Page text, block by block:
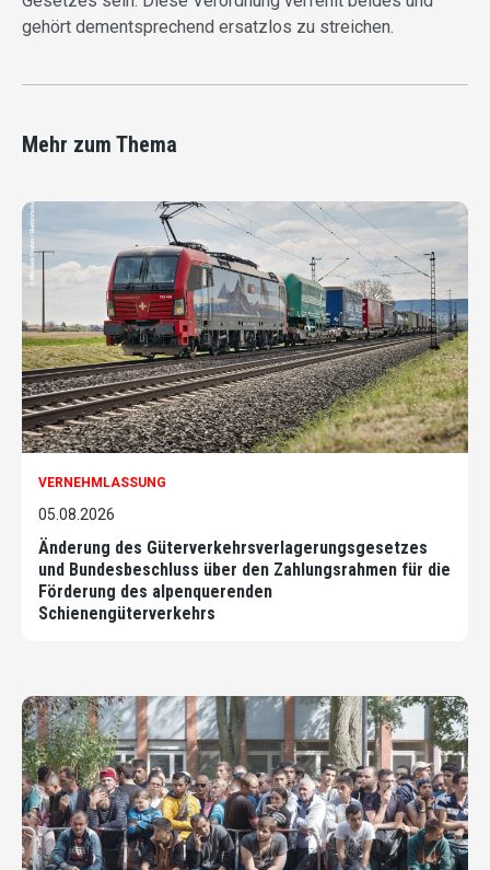
gehört dementsprechend ersatzlos zu streichen.
Mehr zum Thema
VERNEHMLASSUNG
05.08.2026
Änderung des Güterverkehrsverlagerungsgesetzes
und Bundesbeschluss über den Zahlungsrahmen für die
Förderung des alpenquerenden
Schienengüterverkehrs